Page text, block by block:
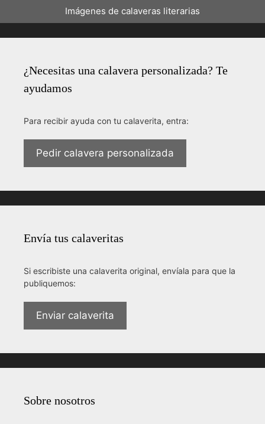
Imágenes de calaveras literarias
¿Necesitas una calavera personalizada? Te
ayudamos
Para recibir ayuda con tu calaverita, entra:
Pedir calavera personalizada
Envía tus calaveritas
Si escribiste una calaverita original, envíala para que la
publiquemos:
Enviar calaverita
Sobre nosotros